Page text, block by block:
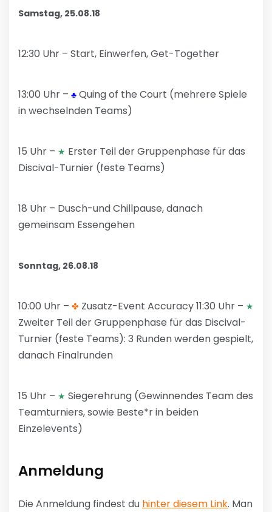
Samstag, 25.08.18
12:30 Uhr – Start, Einwerfen, Get-Together
13:00 Uhr – ♣ Quing of the Court (mehrere Spiele
in wechselnden Teams)
15 Uhr – ★ Erster Teil der Gruppenphase für das
Discival-Turnier (feste Teams)
18 Uhr – Dusch-und Chillpause, danach
gemeinsam Essengehen
Sonntag, 26.08.18
10:00 Uhr – ✤ Zusatz-Event Accuracy 11:30 Uhr – ★
Zweiter Teil der Gruppenphase für das Discival-
Turnier (feste Teams): 3 Runden werden gespielt,
danach Finalrunden
15 Uhr – ★ Siegerehrung (Gewinnendes Team des
Teamturniers, sowie Beste*r in beiden
Einzelevents)
Anmeldung
Die Anmeldung findest du hinter diesem Link. Man